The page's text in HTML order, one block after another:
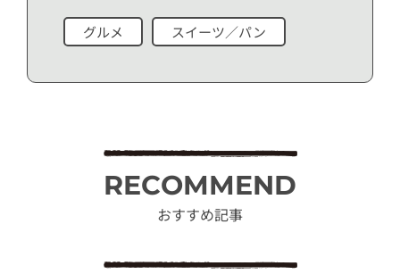
グルメ スイーツ／パン
RECOMMEND
おすすめ記事